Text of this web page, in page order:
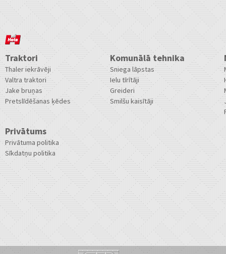
Traktori
Thaler iekrāvēji
Valtra traktori
Jake bruņas
Pretslīdēšanas ķēdes
Komunālā tehnika
Sniega lāpstas
Ielu tīrītāji
Greideri
Smilšu kaisītāji
Privātums
Privātuma politika
Sīkdatņu politika